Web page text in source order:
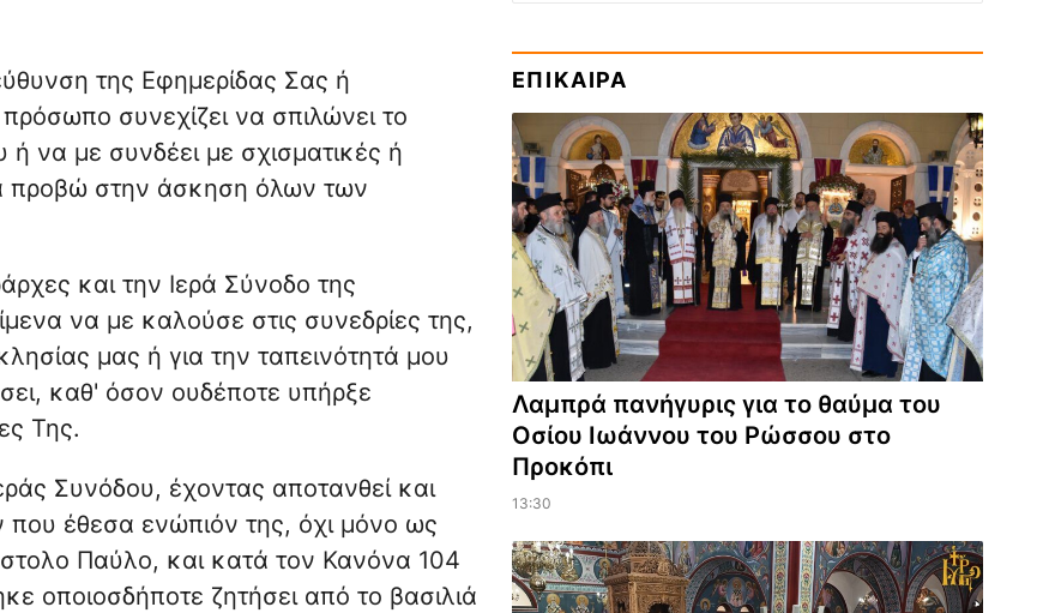
της Εφημερίδας Σας ή
συνεχίζει να σπιλώνει το
να με συνδέει με σχισματικές ή
προβώ στην άσκηση όλων των
και την Ιερά Σύνοδο της
να με καλούσε στις συνεδρίες της,
μας ή για την ταπεινότητά μου
καθ' όσον ουδέποτε υπήρξε
Της.
Συνόδου, έχοντας αποτανθεί και
που έθεσα ενώπιόν της, όχι μόνο ως
Παύλο, και κατά τον Κανόνα 104
οποιοσδήποτε ζητήσει από το βασιλιά
ΕΠΙΚΑΙΡΑ
Λαμπρά πανήγυρις για το θαύμα του
Οσίου Ιωάννου του Ρώσσου στο
Προκόπι
13:30